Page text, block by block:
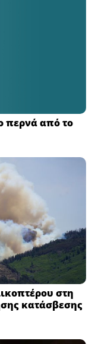
περνά από το
στη
κατάσβεσης